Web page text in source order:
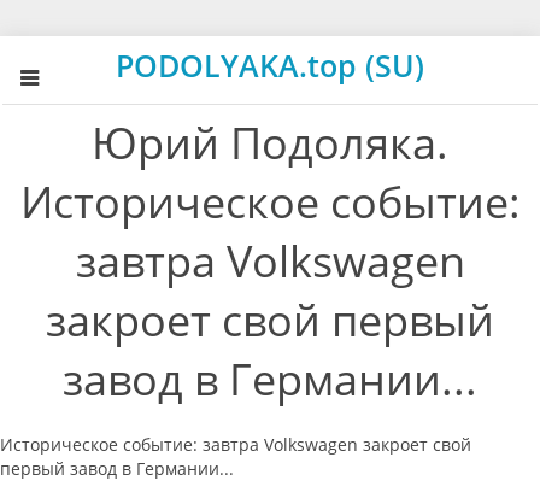
PODOLYAKA.top (SU)
Юрий Подоляка.
Историческое событие:
завтра Volkswagen
закроет свой первый
завод в Германии...
Историческое событие: завтра Volkswagen закроет свой
первый завод в Германии...